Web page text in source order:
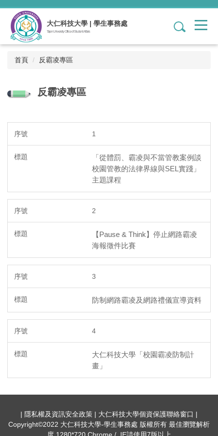
跳
主
要
內
大仁科技大學 | 學生事務處
Tajen University Office of Student Affairs
1
首頁 反霸凌專區
反霸凌專區
1
「從體罰、霸凌與不當管教案例談
校園管教的法律界線與SEL實踐」
主題課程
2
【Pause & Think】停止網路霸凌
海報徵件比賽
3
防制網路霸凌及網路禮儀宣導資料
4
大仁科技大學「校園霸凌防制計
畫」
| 隱私權及資訊安全政策 | 大仁科技大學個資保護聯絡窗口 |
Copyright©2022 大仁科技大學-學生事務處 版權所有 最佳瀏覽解析